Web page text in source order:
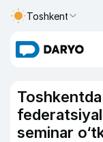
Toshkent
seminar